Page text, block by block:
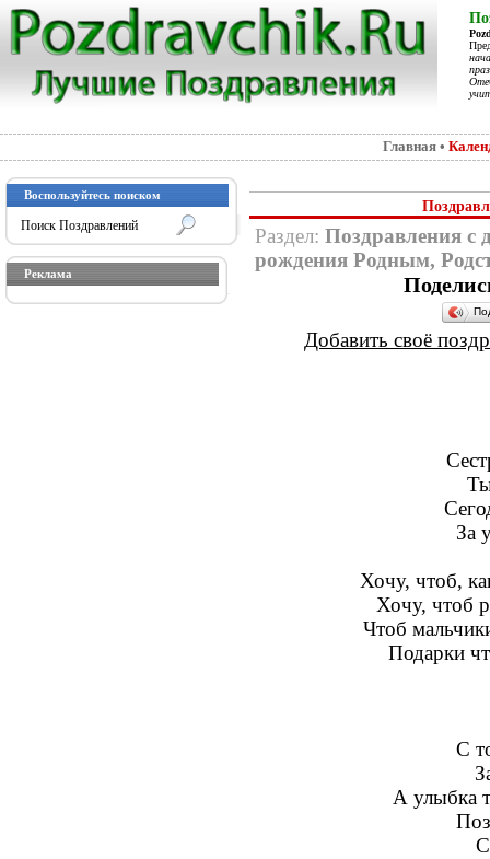
Главная •
Воспользуйтесь поиском
Реклама
Раздел: Поздравления с
рождения Родным,
Добавить своё
За
Хочу, чтоб,
Хочу, чтоб
Чтоб
Подарки
С
А улыбка